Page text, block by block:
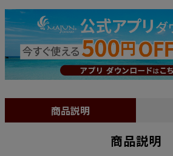
商品説明
商品説明